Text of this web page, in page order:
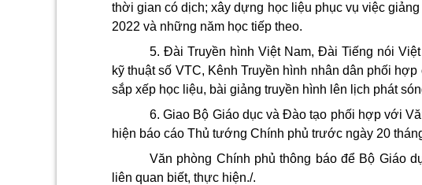
thời gian có dịch; xây dựng học liệu phục vụ việc
2022 và những năm học tiếp theo.
5. Đài Truyền hình Việt Nam, Đài Tiếng nói
kỹ thuật số VTC, Kênh Truyền hình nhân dân phối
sắp xếp học liệu, bài giảng truyền hình lên lịch phát
6. Giao Bộ Giáo dục và Đào tạo phối hợp với
hiện báo cáo Thủ tướng Chính phủ trước ngày 20
Văn phòng Chính phủ thông báo để Bộ Giáo
liên quan biết, thực hiện./.